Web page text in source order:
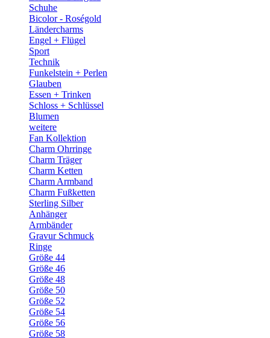
Schuhe
Bicolor - Roségold
Ländercharms
Engel + Flügel
Sport
Technik
Funkelstein + Perlen
Glauben
Essen + Trinken
Schloss + Schlüssel
Blumen
weitere
Fan Kollektion
Charm Ohrringe
Charm Träger
Charm Ketten
Charm Armband
Charm Fußketten
Sterling Silber
Anhänger
Armbänder
Gravur Schmuck
Ringe
Größe 44
Größe 46
Größe 48
Größe 50
Größe 52
Größe 54
Größe 56
Größe 58